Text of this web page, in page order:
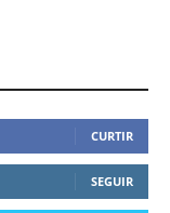
CURTIR
SEGUIR